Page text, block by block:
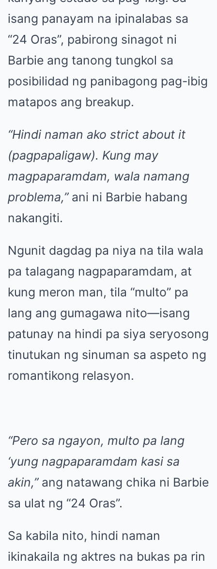
isang panayam na ipinalabas sa
“24 Oras”, pabirong sinagot ni
Barbie ang tanong tungkol sa
posibilidad ng panibagong pag-ibig
matapos ang breakup.
“Hindi naman ako strict about it
(pagpapaligaw). Kung may
magpaparamdam, wala namang
problema,”ani ni Barbie habang
nakangiti.
Ngunit dagdag pa niya na tila wala
pa talagang nagpaparamdam, at
kung meron man, tila “multo” pa
lang ang gumagawa nito—isang
patunay na hindi pa siya seryosong
tinutukan ng sinuman sa aspeto ng
romantikong relasyon.
“Pero sa ngayon, multo pa lang
‘yung nagpaparamdam kasi sa
akin,”ang natawang chika ni Barbie
sa ulat ng “24 Oras”.
Sa kabila nito, hindi naman
ikinakaila ng aktres na bukas pa rin